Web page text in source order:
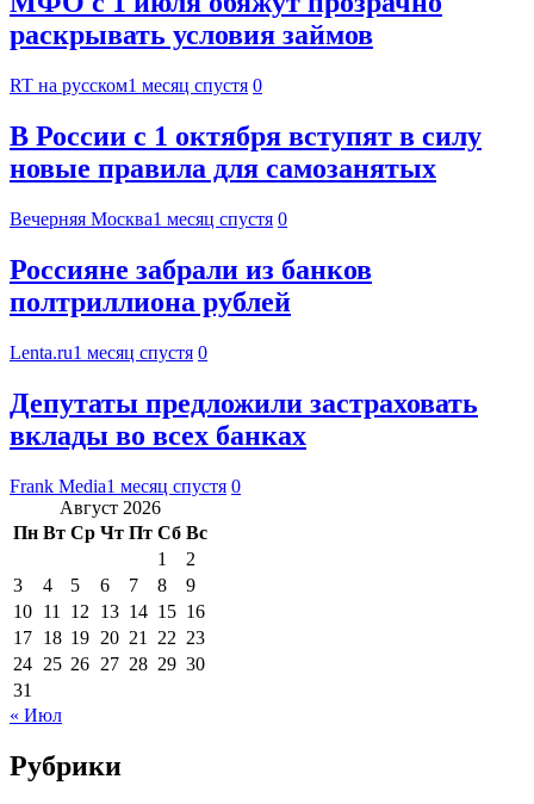
раскрывать условия займов
RT на русском1 месяц спустя 0
В России с 1 октября вступят в силу
новые правила для самозанятых
Вечерняя Москва1 месяц спустя 0
Россияне забрали из банков
полтриллиона рублей
Lenta.ru1 месяц спустя 0
Депутаты предложили застраховать
вклады во всех банках
Frank Media1 месяц спустя 0
Август 2026
Пн Вт Ср Чт Пт Сб Вс
1
2
3
4 5 6 7 8
9
10 11 12 13 14 15 16
17 18 19 20 21 22 23
24 25 26 27 28 29 30
31
« Июл
Рубрики